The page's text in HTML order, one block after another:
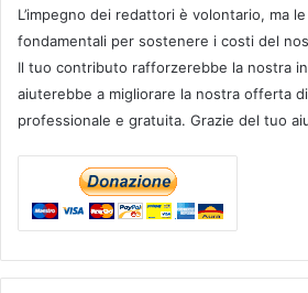
L’impegno dei redattori è volontario, ma
fondamentali per sostenere i costi del
Il tuo contributo rafforzerebbe la nostra
aiuterebbe a migliorare la nostra offerta
professionale e gratuita. Grazie del tuo